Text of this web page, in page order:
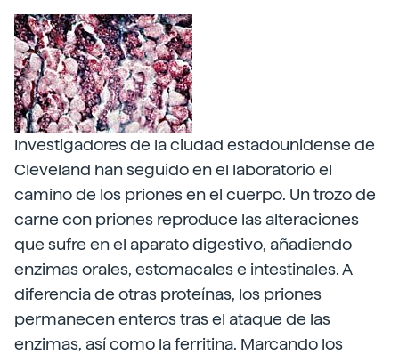
Investigadores de la ciudad estadounidense de
Cleveland han seguido en el laboratorio el
camino de los priones en el cuerpo. Un trozo de
carne con priones reproduce las alteraciones
que sufre en el aparato digestivo, añadiendo
enzimas orales, estomacales e intestinales. A
diferencia de otras proteínas, los priones
permanecen enteros tras el ataque de las
enzimas, así como la ferritina. Marcando los